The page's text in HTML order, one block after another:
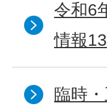
令和6
情報13
臨時